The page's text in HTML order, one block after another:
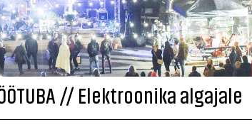
// Elektroonika algajale